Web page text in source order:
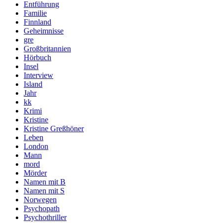
Entführung
Familie
Finnland
Geheimnisse
gre
Großbritannien
Hörbuch
Insel
Interview
Island
Jahr
kk
Krimi
Kristine
Kristine Greßhöner
Leben
London
Mann
mord
Mörder
Namen mit B
Namen mit S
Norwegen
Psychopath
Psychothriller